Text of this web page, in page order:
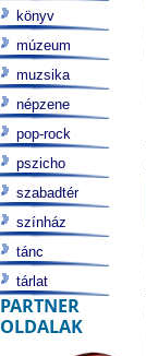
könyv
múzeum
muzsika
népzene
pop-rock
pszicho
szabadtér
színház
tánc
tárlat
PARTNER
OLDALAK